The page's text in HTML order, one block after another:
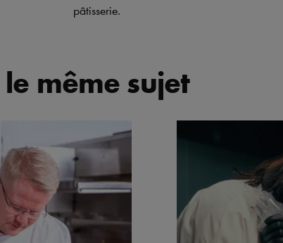
pâtisserie.
même sujet